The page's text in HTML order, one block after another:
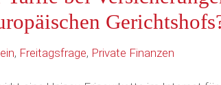
, Freitagsfrage, Private Finanzen